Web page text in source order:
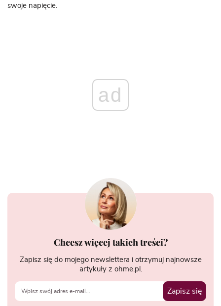
swoje napięcie.
ad
Chcesz więcej takich treści?
Zapisz się do mojego newslettera i otrzymuj najnowsze
artykuły z ohme.pl.
Zapisz się